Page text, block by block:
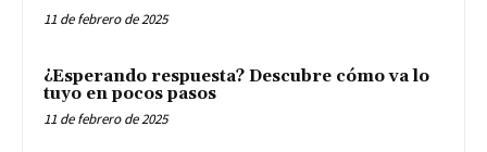
11 de febrero de 2025
¿Esperando respuesta? Descubre cómo va lo
tuyo en pocos pasos
11 de febrero de 2025